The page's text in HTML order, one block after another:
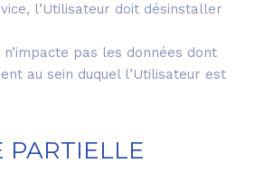
l’Utilisateur doit désinstaller
pas les données dont
au sein duquel l’Utilisateur est
PARTIELLE